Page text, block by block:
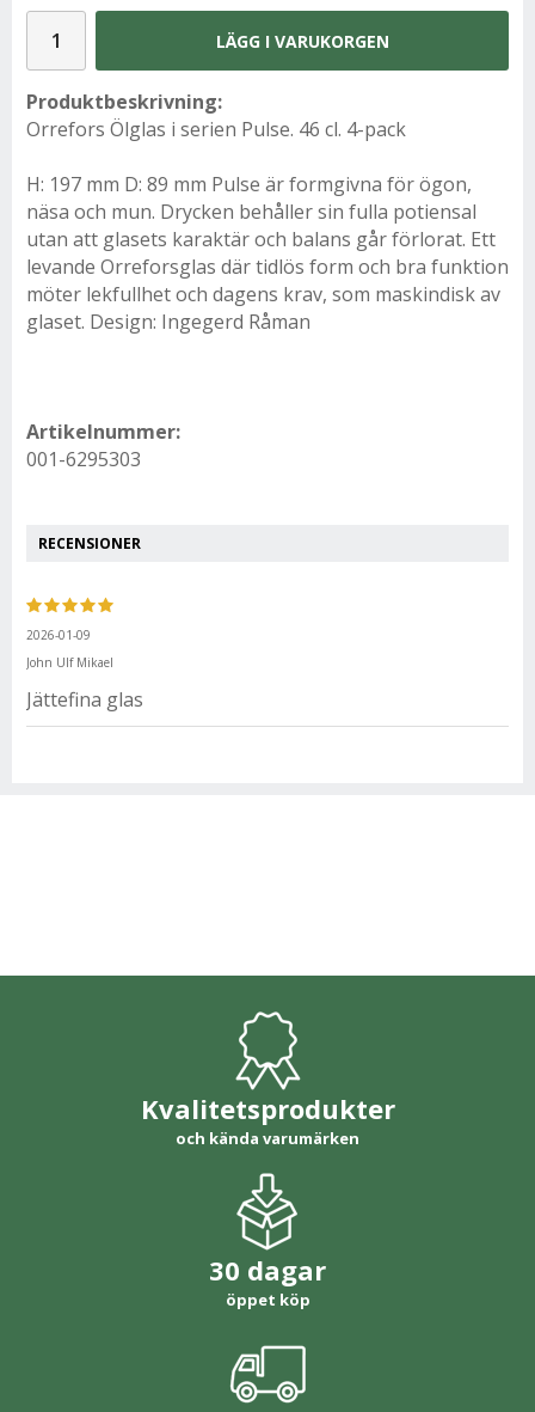
LÄGG I VARUKORGEN
Produktbeskrivning:
Orrefors Ölglas i serien Pulse. 46 cl. 4-pack
H: 197 mm D: 89 mm Pulse är formgivna för ögon,
näsa och mun. Drycken behåller sin fulla potiensal
utan att glasets karaktär och balans går förlorat. Ett
levande Orreforsglas där tidlös form och bra funktion
möter lekfullhet och dagens krav, som maskindisk av
glaset. Design: Ingegerd Råman
Artikelnummer:
001-6295303
RECENSIONER
2026-01-09
John Ulf Mikael
Jättefina glas
Kvalitetsprodukter
och kända varumärken
30 dagar
öppet köp